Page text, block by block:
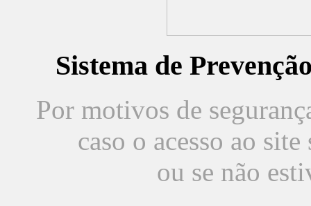
Sistema de
Por motivos de
caso o acesso ao
ou se não